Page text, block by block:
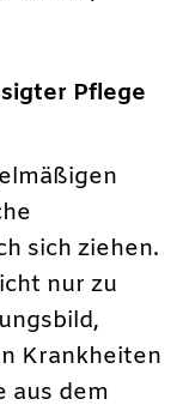
Pflege
sich ziehen.
nur zu
Krankheiten
aus dem